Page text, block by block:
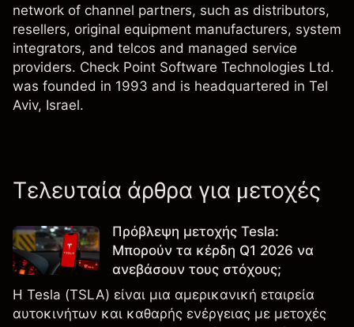
network of channel partners, such as distributors,
resellers, original equipment manufacturers, system
integrators, and telcos and managed service
providers. Check Point Software Technologies Ltd.
was founded in 1993 and is headquartered in Tel
Aviv, Israel.
Τελευταία άρθρα για μετοχές
Πρόβλεψη μετοχής Tesla:
Μπορούν τα κέρδη Q1 2026 να
ανεβάσουν τους στόχους;
Η Tesla (TSLA) είναι μια αμερικανική εταιρεία
αυτοκινήτων και καθαρής ενέργειας με μετοχές